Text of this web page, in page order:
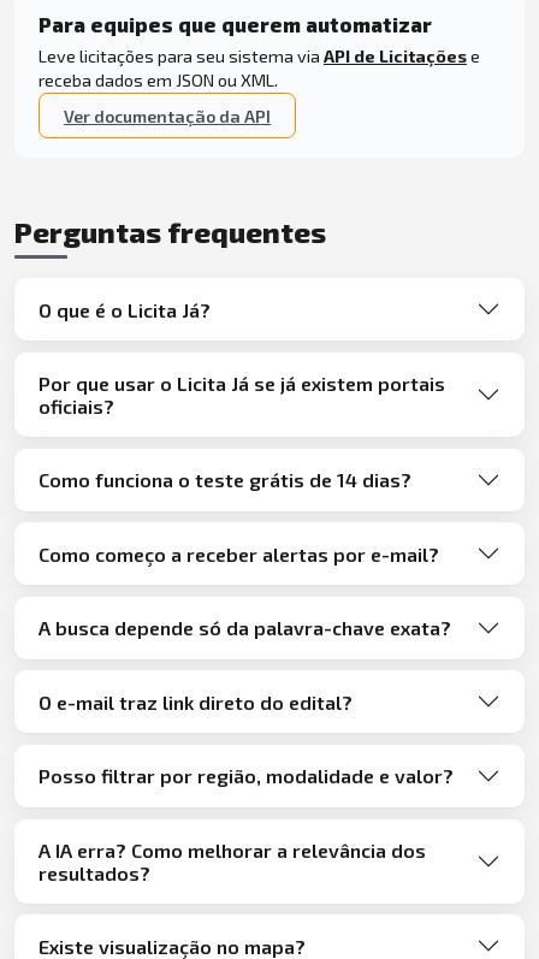
Para equipes que querem automatizar
Leve licitações para seu sistema via API de Licitaçõese
receba dados em JSON ou XML.
Ver documentação da API
Perguntas frequentes
O que é o Licita Já?
Por que usar o Licita Já se já existem portais
oficiais?
Como funciona o teste grátis de 14 dias?
Como começo a receber alertas por e-mail?
A busca depende só da palavra-chave exata?
O e-mail traz link direto do edital?
Posso filtrar por região, modalidade e valor?
A IA erra? Como melhorar a relevância dos
resultados?
Existe visualização no mapa?